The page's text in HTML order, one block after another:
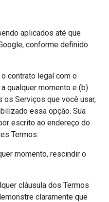
aplicados até que
conforme definido
contrato legal com o
qualquer momento e (b)
os Serviços que você usar,
essa opção. Sua
escrito ao endereço do
Termos.
momento, rescindir o
cláusula dos Termos
claramente que